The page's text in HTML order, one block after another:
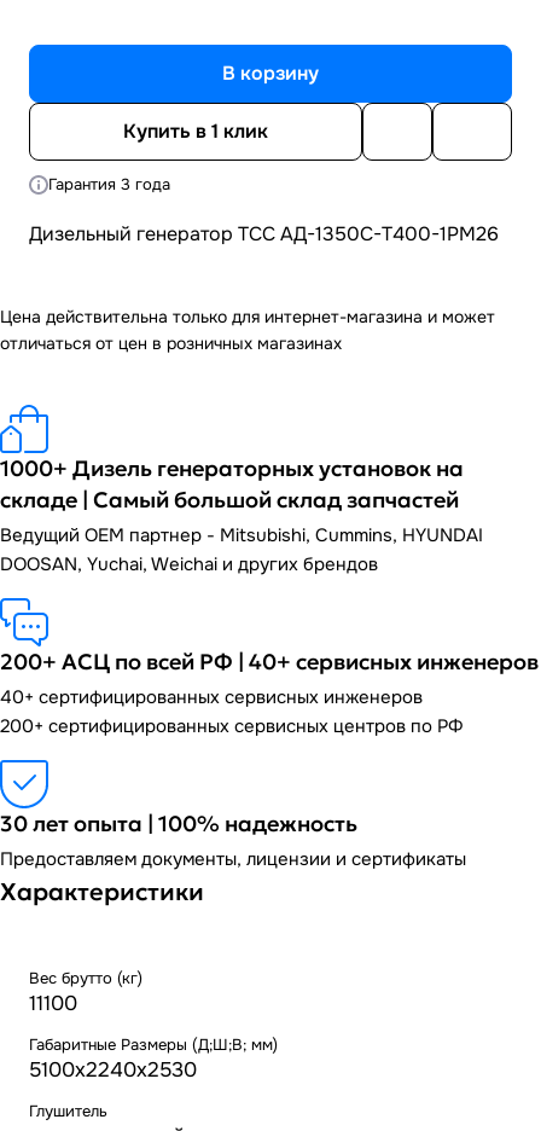
В корзину
Купить в 1 клик
Гарантия 3 года
Дизельный генератор ТСС АД-1350С-Т400-1РМ26
Цена действительна только для интернет-магазина и может
отличаться от цен в розничных магазинах
1000+ Дизель генераторных установок на
складе | Самый большой склад запчастей
Ведущий OEM партнер - Mitsubishi, Cummins, HYUNDAI
DOOSAN, Yuchai, Weichai и других брендов
200+ АСЦ по всей РФ | 40+ сервисных инженеров
40+ сертифицированных сервисных инженеров
200+ сертифицированных сервисных центров по РФ
30 лет опыта | 100% надежность
Предоставляем документы, лицензии и сертификаты
Характеристики
Вес брутто (кг)
11100
Габаритные Размеры (Д;Ш;В; мм)
5100x2240x2530
Глушитель